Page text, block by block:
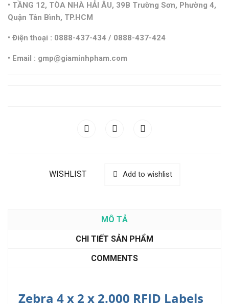
• TẦNG 12, TÒA NHÀ HẢI ÂU, 39B Trường Sơn, Phường 4,
Quận Tân Bình, TP.HCM
• Điện thoại : 0888-437-434 / 0888-437-424
• Email : gmp@giaminhpham.com
WISHLIST Add to wishlist
MÔ TẢ
CHI TIẾT SẢN PHẨM
COMMENTS
Zebra 4 x 2 x 2.000 RFID Labels